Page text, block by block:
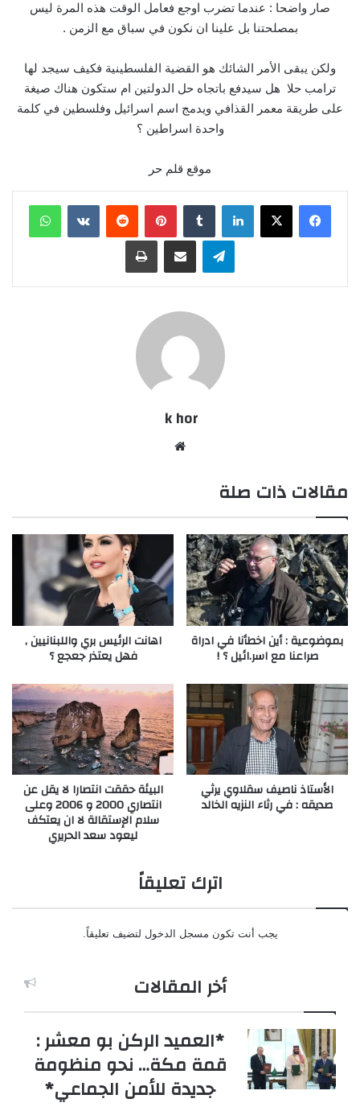
صار واضحا : عندما تضرب اوجع فعامل الوقت هذه المرة ليس
بمصلحتنا بل علينا ان نكون في سباق مع الزمن .
ولكن يبقى الأمر الشائك هو القضية الفلسطينية فكيف سيجد لها
ترامب حلا هل سيدفع باتجاه حل الدولتين ام ستكون هناك صيغة
على طريقة معمر القذافي ويدمج اسم اسرائيل وفلسطين في كلمة
واحدة اسراطين ؟
موقع قلم حر
لينكدإن بينتيريست
تيلقرام مشاركة عبر البريد طباعة
k hor
مقالات ذات صلة
بموضوعية : أين اخطأنا في ادراة
صراعنا مع اسر.ائيل ؟ !
اهانت الرئيس بري واللبنانيين ,
فهل يعتذر جعجع ؟
الأستاذ ناصيف سقلاوي يرثي
صديقه : في رثاء النزيه الخالد
البيئة حققت انتصارا لا يقل عن
انتصاري 2000 و 2006 وعلى
سلام الإستقالة لا ان يعتكف
ليعود سعد الحريري
اترك تعليقاً
يجب أنت تكون مسجل الدخول لتضيف تعليقاً.
أخر المقالات
*العميد الركن بو معشر :
قمة مكة… نحو منظومة
جديدة للأمن الجماعي*